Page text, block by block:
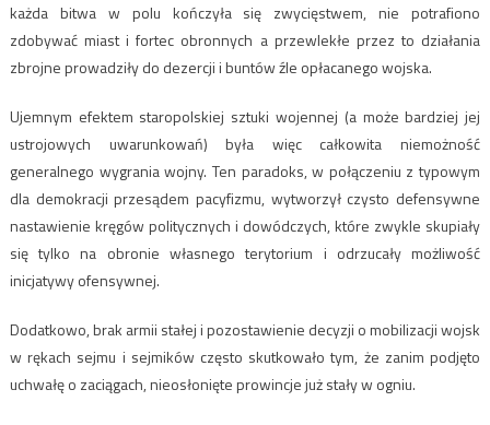
każda bitwa w polu kończyła się zwycięstwem, nie potrafiono
zdobywać miast i fortec obronnych a przewlekłe przez to działania
zbrojne prowadziły do dezercji i buntów źle opłacanego wojska.
Ujemnym efektem staropolskiej sztuki wojennej (a może bardziej jej
ustrojowych uwarunkowań) była więc całkowita niemożność
generalnego wygrania wojny. Ten paradoks, w połączeniu z typowym
dla demokracji przesądem pacyfizmu, wytworzył czysto defensywne
nastawienie kręgów politycznych i dowódczych, które zwykle skupiały
się tylko na obronie własnego terytorium i odrzucały możliwość
inicjatywy ofensywnej.
Dodatkowo, brak armii stałej i pozostawienie decyzji o mobilizacji wojsk
w rękach sejmu i sejmików często skutkowało tym, że zanim podjęto
uchwałę o zaciągach, nieosłonięte prowincje już stały w ogniu.